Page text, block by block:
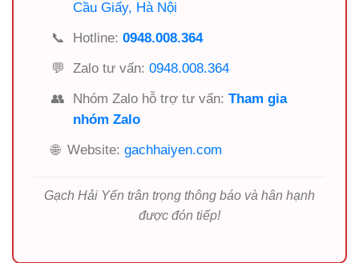
Cầu Giấy, Hà Nội
📞
Hotline: 0948.008.364
💬
Zalo tư vấn: 0948.008.364
👥
Nhóm Zalo hỗ trợ tư vấn: Tham gia
nhóm Zalo
🌐 Website: gachhaiyen.com
Gạch Hải Yến trân trọng thông báo và hân hạnh
được đón tiếp!